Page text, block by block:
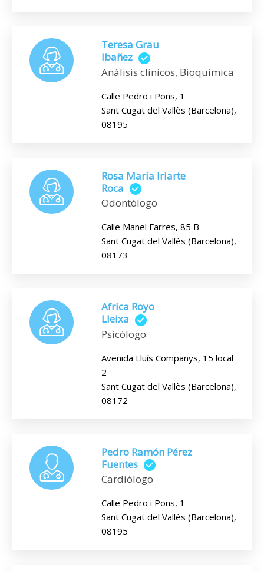
Teresa Grau
Ibañez
Análisis clinicos, Bioquímica
Calle Pedro i Pons, 1
Sant Cugat del Vallès (Barcelona),
08195
Rosa Maria Iriarte
Roca
Odontólogo
Calle Manel Farres, 85 B
Sant Cugat del Vallès (Barcelona),
08173
Africa Royo
Lleixa
Psicólogo
Avenida Lluís Companys, 15 local
2
Sant Cugat del Vallès (Barcelona),
08172
Pedro Ramón Pérez
Fuentes
Cardiólogo
Calle Pedro i Pons, 1
Sant Cugat del Vallès (Barcelona),
08195